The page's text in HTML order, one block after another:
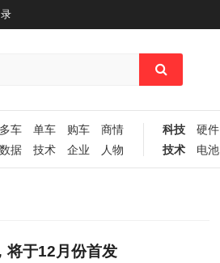
多车 单车 购车
商情
数据 技术 企业 人物
科技 硬件
技术
电池
将于12月份首发